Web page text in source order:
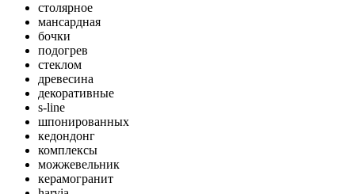
столярное
мансардная
бочки
подогрев
стеклом
древесина
декоративные
s-line
шпонированных
кедондонг
комплексы
можжевельник
керамогранит